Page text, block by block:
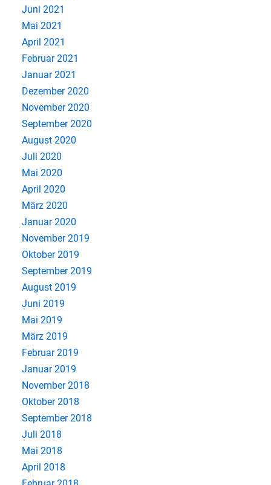
Juni 2021
Mai 2021
April 2021
Februar 2021
Januar 2021
Dezember 2020
November 2020
September 2020
August 2020
Juli 2020
Mai 2020
April 2020
März 2020
Januar 2020
November 2019
Oktober 2019
September 2019
August 2019
Juni 2019
Mai 2019
März 2019
Februar 2019
Januar 2019
November 2018
Oktober 2018
September 2018
Juli 2018
Mai 2018
April 2018